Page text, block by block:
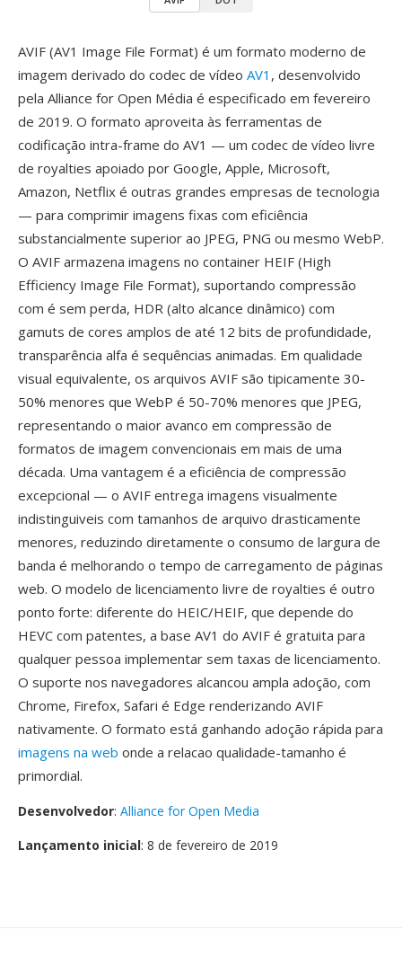
AVIF (AV1 Image File Format) é um formato moderno de
imagem derivado do codec de vídeo AV1 , desenvolvido
pela Alliance for Open Média é especificado em fevereiro
de 2019. O formato aproveita às ferramentas de
codificação intra-frame do AV1 — um codec de vídeo livre
de royalties apoiado por Google, Apple, Microsoft,
Amazon, Netflix é outras grandes empresas de tecnologia
— para comprimir imagens fixas com eficiência
substancialmente superior ao JPEG, PNG ou mesmo WebP.
O AVIF armazena imagens no container HEIF (High
Efficiency Image File Format), suportando compressão
com é sem perda, HDR (alto alcance dinâmico) com
gamuts de cores amplos de até 12 bits de profundidade,
transparência alfa é sequências animadas. Em qualidade
visual equivalente, os arquivos AVIF são tipicamente 30-
50% menores que WebP é 50-70% menores que JPEG,
representando o maior avanco em compressão de
formatos de imagem convencionais em mais de uma
década. Uma vantagem é a eficiência de compressão
excepcional — o AVIF entrega imagens visualmente
indistinguiveis com tamanhos de arquivo drasticamente
menores, reduzindo diretamente o consumo de largura de
banda é melhorando o tempo de carregamento de páginas
web. O modelo de licenciamento livre de royalties é outro
ponto forte: diferente do HEIC/HEIF, que depende do
HEVC com patentes, a base AV1 do AVIF é gratuita para
qualquer pessoa implementar sem taxas de licenciamento.
O suporte nos navegadores alcancou ampla adoção, com
Chrome, Firefox, Safari é Edge renderizando AVIF
nativamente. O formato está ganhando adoção rápida para
imagens na web onde a relacao qualidade-tamanho é
primordial.
Desenvolvedor: Alliance for Open Media
Lançamento inicial: 8 de fevereiro de 2019